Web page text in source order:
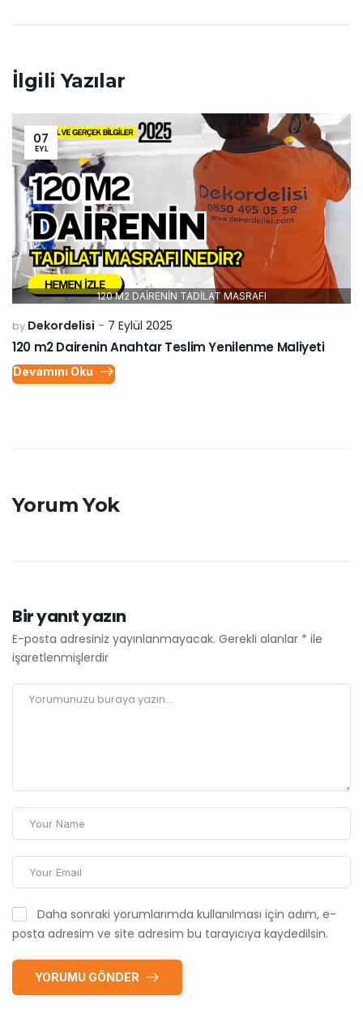
İlgili Yazılar
07
EYL
120 M2 DAİRENİN TADİLAT MASRAFI
by Dekordelisi 7 Eylül 2025
120 m2 Dairenin Anahtar Teslim Yenilenme Maliyeti
Devamını Oku
Yorum Yok
Bir yanıt yazın
E-posta adresiniz yayınlanmayacak. Gerekli alanlar * ile
işaretlenmişlerdir
Daha sonraki yorumlarımda kullanılması için adım, e-
posta adresim ve site adresim bu tarayıcıya kaydedilsin.
YORUMU GÖNDER